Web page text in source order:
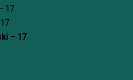
17
– 17